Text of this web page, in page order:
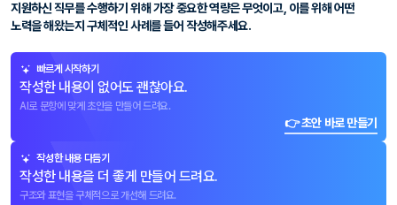
지원하신 직무를 수행하기 위해 가장 중요한 역량은 무엇이고, 이를 위해 어떤
노력을 해왔는지 구체적인 사례를 들어 작성해주세요.
빠르게 시작하기
작성한 내용이 없어도 괜찮아요.
AI로 문항에 맞게 초안을 만들어 드려요.
👉 초안 바로 만들기
작성한 내용 다듬기
작성한 내용을 더 좋게 만들어 드려요.
구조와 표현을 구체적으로 개선해 드려요.